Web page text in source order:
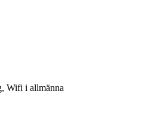
Wifi i allmänna